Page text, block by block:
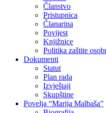
Članstvo
Pristupnica
Članarina
Povijest
Knjižnice
Politika zaštite
Dokumenti
Statut
Plan rada
Izvještaji
Skupštine
Povelja “Marija Malbaša”